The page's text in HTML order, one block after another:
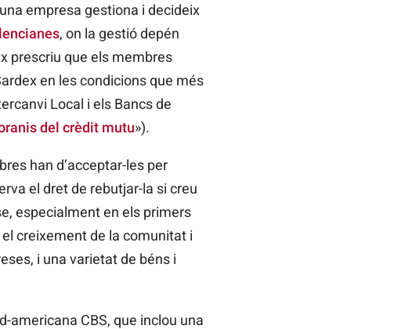
empresa gestiona i decideix
, on la gestió depén
prescriu que els membres
en les condicions que més
Local i els Bancs de
del crèdit mutu»).
han d’acceptar-les per
el dret de rebutjar-la si creu
especialment en els primers
el creixement de la comunitat i
i una varietat de béns i
americana CBS, que inclou una